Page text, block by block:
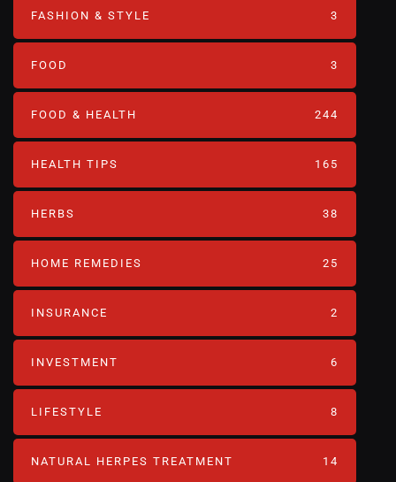
FASHION & STYLE 3
FOOD 3
FOOD & HEALTH 244
HEALTH TIPS 165
HERBS 38
HOME REMEDIES 25
INSURANCE 2
INVESTMENT 6
LIFESTYLE 8
NATURAL HERPES TREATMENT‎ 14